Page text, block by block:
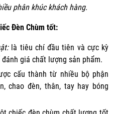
phân khúc khách hàng.
Đèn Chùm tốt:
là tiêu chí đầu tiên và cực kỳ
giá chất lượng sản phẩm.
cấu thành từ nhiều bộ phận
chao đèn, thân, tay hay bóng